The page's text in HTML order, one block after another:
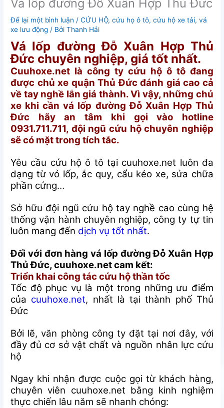
Vá lốp đường Đỗ Xuân Hợp Thủ Đức
Để lại một bình luận /CỨU HỘ,cứu họ ô tô,cứu hộ xe tải,vá
xe lưu động / BởiThanh Hải
Vá lốp đường Đỗ Xuân Hợp Thủ
Đức chuyên nghiệp, giá tốt nhất.
Cuuhoxe.net là công ty cứu hộ ô tô đang
được chủ xe quận Thủ Đức đánh giá cao cả
về tay nghề lẫn giá thành. Vì vậy, những chủ
xe khi cần vá lốp đường Đỗ Xuân Hợp Thủ
Đức hãy an tâm khi gọi vào hotline
0931.711.711, đội ngũ cứu hộ chuyên nghiệp
sẽ có mặt trong tích tắc.
Yêu cầu cứu hộ ô tô tại cuuhoxe.net luôn đa
dạng từ vỏ lốp, ắc quy, cẩu kéo xe, sửa chữa
phần cứng…
Sở hữu đội ngũ cứu hộ tay nghề cao cùng hệ
thống vận hành chuyên nghiệp, công ty tự tin
luôn mang đến dịch vụ tốt nhất.
Đối với đơn hàng vá lốp đường Đỗ Xuân Hợp
Thủ Đức, cuuhoxe.net cam kết:
Triển khai công tác cứu hộ thần tốc
Tốc độ phục vụ là một trong những ưu điểm
của cuuhoxe.net, nhất là tại thành phố Thủ
Đức
Bởi lẽ, văn phòng công ty đặt tại nơi đây, với
đầy đủ cơ sở vật chất và nguồn nhân lực cứu
hộ
Ngay khi nhận được cuộc gọi từ khách hàng,
chuyên viên cuuhoxe.net bằng kinh nghiệm
thực chiến lâu năm sẽ nhanh chóng: